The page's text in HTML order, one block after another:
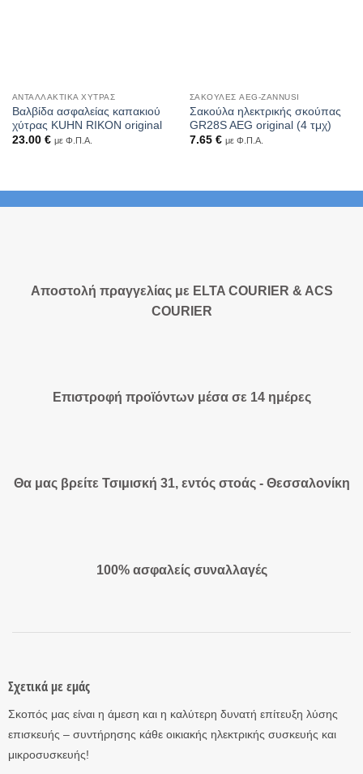
ΑΝΤΑΛΛΑΚΤΙΚΆ ΧΎΤΡΑΣ
Βαλβίδα ασφαλείας καπακιού
χύτρας KUHN RIKON original
23.00 € με Φ.Π.Α.
ΣΑΚΟΎΛΕΣ AEG-ZANNUSI
Σακούλα ηλεκτρικής σκούπας
GR28S AEG original (4 τμχ)
7.65 € με Φ.Π.Α.
Αποστολή πραγγελίας με ELTA COURIER & ACS
COURIER
Επιστροφή προϊόντων μέσα σε 14 ημέρες
Θα μας βρείτε Τσιμισκή 31, εντός στοάς - Θεσσαλονίκη
100% ασφαλείς συναλλαγές
Σχετικά με εμάς
Σκοπός μας είναι η άμεση και η καλύτερη δυνατή επίτευξη λύσης
επισκευής – συντήρησης κάθε οικιακής ηλεκτρικής συσκευής και
μικροσυσκευής!